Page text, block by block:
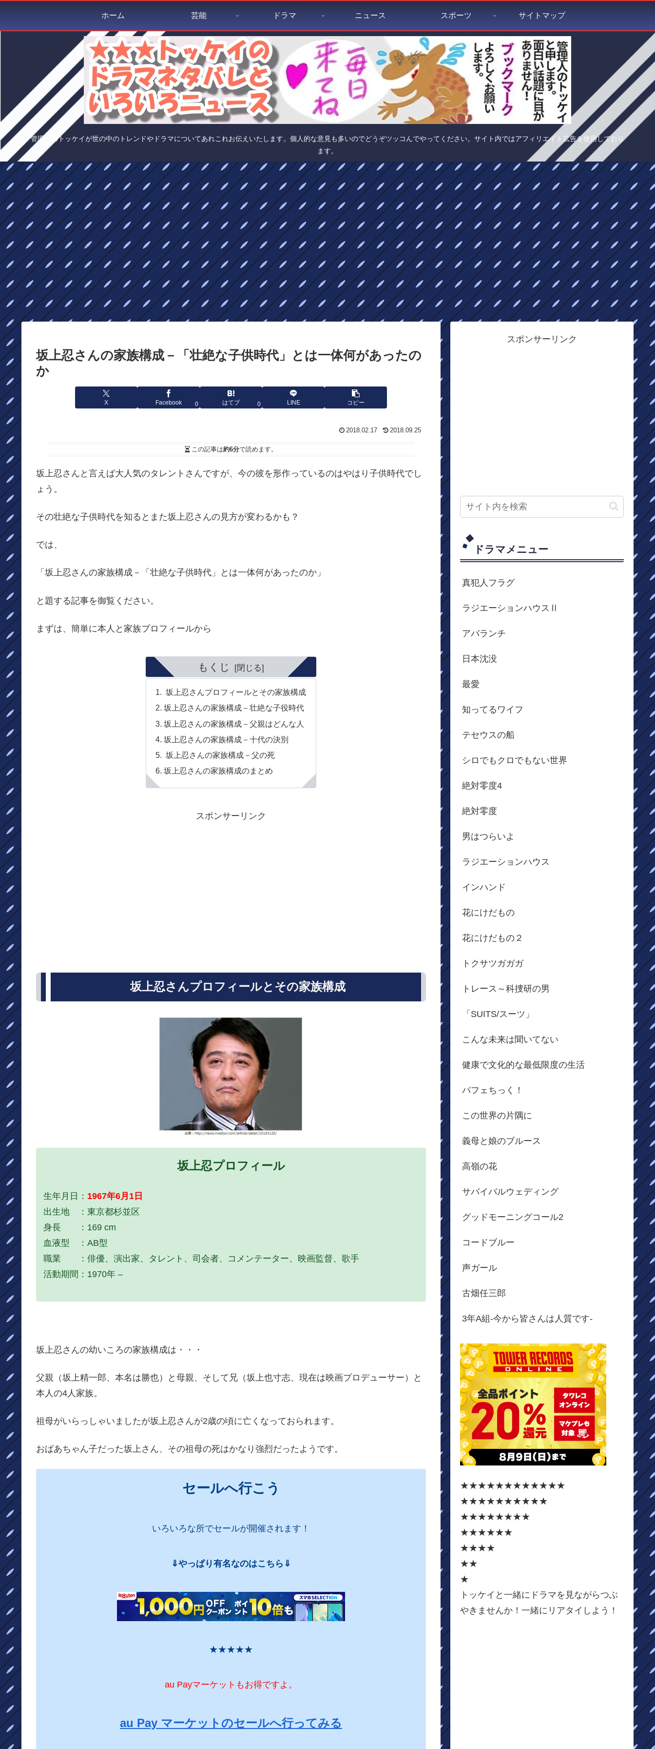
管理人のトッケイが世の中のトレンドやドラマについてあれこれお伝えいたします。個人的な意見も多いのでどうぞツッコんでやってください。サイト内ではアフィリエイト広告を使用しており
ます。
ホーム 芸能 ドラマ ニュース スポーツ サイトマップ
坂上忍さんの家族構成－「壮絶な子供時代」とは一体何があったの
か
X Facebook 0 はてブ 0 LINE コピー
2018.02.17 2018.09.25
この記事は約6分で読めます。
坂上忍さんと言えば大人気のタレントさんですが、今の彼を形作っているのはやはり子供時代でし
ょう。
その壮絶な子供時代を知るとまた坂上忍さんの見方が変わるかも？
では、
「坂上忍さんの家族構成－「壮絶な子供時代」とは一体何があったのか」
と題する記事を御覧ください。
まずは、簡単に本人と家族プロフィールから
もくじ
坂上忍さんプロフィールとその家族構成
坂上忍さんの家族構成－壮絶な子役時代
坂上忍さんの家族構成－父親はどんな人
坂上忍さんの家族構成－十代の決別
坂上忍さんの家族構成－父の死
坂上忍さんの家族構成のまとめ
スポンサーリンク
坂上忍さんプロフィールとその家族構成
坂上忍プロフィール
生年月日： 1967年6月1日
出生地 ：東京都杉並区
身長 ：169 cm
血液型 ：AB型
職業 ：俳優、演出家、タレント、司会者、コメンテーター、映画監督、歌手
活動期間：1970年 –
坂上忍さんの幼いころの家族構成は・・・
父親（坂上精一郎、本名は勝也）と母親、そして兄（坂上也寸志、現在は映画プロデューサー）と
本人の4人家族。
祖母がいらっしゃいましたが坂上忍さんが2歳の頃に亡くなっておられます。
おばあちゃん子だった坂上さん、その祖母の死はかなり強烈だったようです。
セールへ行こう
いろいろな所でセールが開催されます！
⇓やっぱり有名なのはこちら⇓
★★★★★
au Payマーケットもお得ですよ。
au Pay マーケットのセールへ行ってみる
スポンサーリンク
ドラマメニュー
真犯人フラグ
ラジエーションハウスⅡ
アバランチ
日本沈没
最愛
知ってるワイフ
テセウスの船
シロでもクロでもない世界
絶対零度4
絶対零度
男はつらいよ
ラジエーションハウス
インハンド
花にけだもの
花にけだもの２
トクサツガガガ
トレース～科捜研の男
「SUITS/スーツ」
こんな未来は聞いてない
健康で文化的な最低限度の生活
パフェちっく！
この世界の片隅に
義母と娘のブルース
高嶺の花
サバイバルウェディング
グッドモーニングコール2
コードブルー
声ガール
古畑任三郎
3年A組-今から皆さんは人質です-
★★★★★★★★★★★★
★★★★★★★★★★
★★★★★★★★
★★★★★★
★★★★
★★
★
トッケイと一緒にドラマを見ながらつぶ
やきませんか！一緒にリアタイしよう！